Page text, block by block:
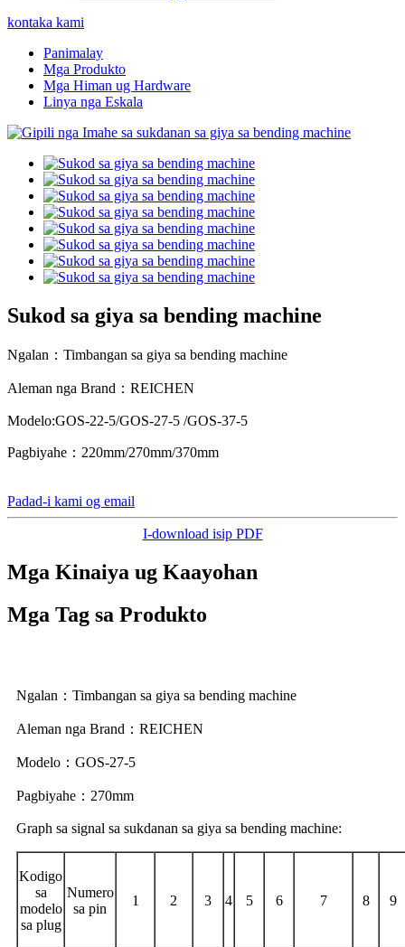
kontaka kami
Panimalay
Mga Produkto
Mga Himan ug Hardware
Linya nga Eskala
Sukod sa giya sa bending machine
Ngalan：Timbangan sa giya sa bending machine
Aleman nga Brand：REICHEN
Modelo:GOS-22-5/GOS-27-5 /GOS-37-5
Pagbiyahe：220mm/270mm/370mm
Padad-i kami og email
I-download isip PDF
Mga Kinaiya ug Kaayohan
Mga Tag sa Produkto
Ngalan：Timbangan sa giya sa bending machine
Aleman nga Brand：REICHEN
Modelo：GOS-27-5
Pagbiyahe：270mm
Graph sa signal sa sukdanan sa giya sa bending machine:
Kodigo
sa
modelo
sa plug
Numero
sa pin
1 2 3 4 5 6 7 8 9